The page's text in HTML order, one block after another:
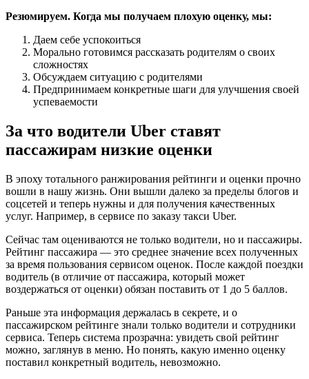
Резюмируем. Когда мы получаем плохую оценку, мы:
Даем себе успокоиться
Морально готовимся рассказать родителям о своих
сложностях
Обсуждаем ситуацию с родителями
Предпринимаем конкретные шаги для улучшения своей
успеваемости
За что водители Uber ставят
пассажирам низкие оценки
В эпоху тотального ранжирования рейтинги и оценки прочно
вошли в нашу жизнь. Они вышли далеко за пределы блогов и
соцсетей и теперь нужны и для получения качественных
услуг. Например, в сервисе по заказу такси Uber.
Сейчас там оцениваются не только водители, но и пассажиры.
Рейтинг пассажира — это среднее значение всех полученных
за время пользования сервисом оценок. После каждой поездки
водитель (в отличие от пассажира, который может
воздержаться от оценки) обязан поставить от 1 до 5 баллов.
Раньше эта информация держалась в секрете, и о
пассажирском рейтинге знали только водители и сотрудники
сервиса. Теперь система прозрачна: увидеть свой рейтинг
можно, заглянув в меню. Но понять, какую именно оценку
поставил конкретный водитель, невозможно.